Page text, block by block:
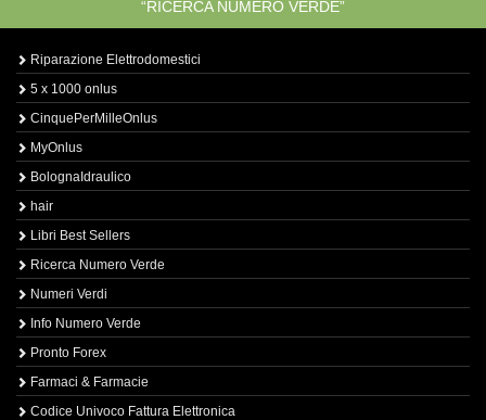
“RICERCA NUMERO VERDE”
Riparazione Elettrodomestici
5 x 1000 onlus
CinquePerMilleOnlus
MyOnlus
BolognaIdraulico
hair
Libri Best Sellers
Ricerca Numero Verde
Numeri Verdi
Info Numero Verde
Pronto Forex
Farmaci & Farmacie
Codice Univoco Fattura Elettronica